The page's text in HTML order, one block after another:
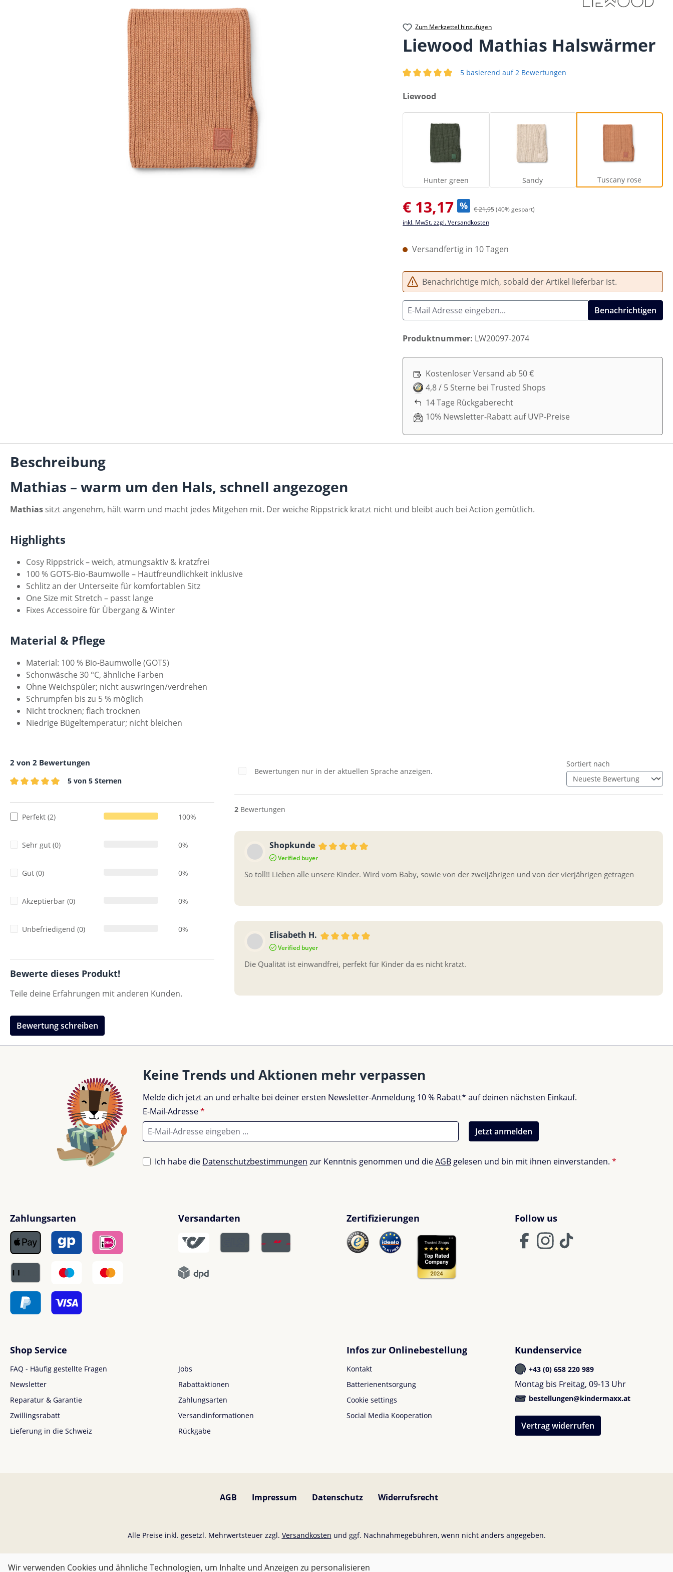
Zum Merkzettel hinzufügen
Liewood Mathias Halswärmer
5 basierend auf 2 Bewertungen
auswählen
Liewood
Hunter green
Hunter green
Sandy
Sandy
Tuscany rose
Tuscany rose
Verkaufspreis:
€ 13,17 % € 21,95(40% gespart)
inkl. MwSt. zzgl. Versandkosten
Versandfertig in 10 Tagen
Benachrichtige mich, sobald der Artikel lieferbar ist.
Benachrichtigen
Produktnummer: LW20097-2074
Kostenloser Versand ab 50 €
4,8 / 5 Sterne bei Trusted Shops
14 Tage Rückgaberecht
10% Newsletter-Rabatt auf UVP-Preise
Beschreibung
Mathias – warm um den Hals, schnell angezogen
Mathias sitzt angenehm, hält warm und macht jedes Mitgehen mit. Der weiche Rippstrick kratzt nicht und bleibt auch bei Action gemütlich.
Highlights
Cosy Rippstrick – weich, atmungsaktiv & kratzfrei
100 % GOTS-Bio-Baumwolle – Hautfreundlichkeit inklusive
Schlitz an der Unterseite für komfortablen Sitz
One Size mit Stretch – passt lange
Fixes Accessoire für Übergang & Winter
Material & Pflege
Material: 100 % Bio-Baumwolle (GOTS)
Schonwäsche 30 °C, ähnliche Farben
Ohne Weichspüler; nicht auswringen/verdrehen
Schrumpfen bis zu 5 % möglich
Nicht trocknen; flach trocknen
Niedrige Bügeltemperatur; nicht bleichen
2 von 2 Bewertungen
5 von 5 Sternen
Perfekt (2) 100%
Sehr gut (0) 0%
Gut (0) 0%
Akzeptierbar (0) 0%
Unbefriedigend (0) 0%
Bewerte dieses Produkt!
Teile deine Erfahrungen mit anderen Kunden.
Bewertung schreiben
Bewertungen nur in der aktuellen Sprache anzeigen.
Sortiert nach
2 Bewertungen
Shopkunde
Verified buyer
So toll!! Lieben alle unsere Kinder. Wird vom Baby, sowie von der zweijährigen und von der vierjährigen getragen
Elisabeth H.
Verified buyer
Die Qualität ist einwandfrei, perfekt für Kinder da es nicht kratzt.
Keine Trends und Aktionen mehr verpassen
Melde dich jetzt an und erhalte bei deiner ersten Newsletter-Anmeldung 10 % Rabatt* auf deinen nächsten Einkauf.
E-Mail-Adresse*
Jetzt anmelden
Ich habe die Datenschutzbestimmungen zur Kenntnis genommen und dieAGB gelesen und bin mit ihnen einverstanden.*
Zahlungsarten Versandarten Zertifizierungen Follow us
Shop Service
FAQ - Häufig gestellte Fragen
Jobs
Newsletter
Rabattaktionen
Reparatur & Garantie
Zahlungsarten
Zwillingsrabatt
Versandinformationen
Lieferung in die Schweiz
Rückgabe
Infos zur Onlinebestellung
Kontakt
Batterienentsorgung
Cookie settings
Social Media Kooperation
Kundenservice
+43 (0) 658 220 989
Montag bis Freitag, 09-13 Uhr
bestellungen@kindermaxx.at
Vertrag widerrufen
AGB Impressum Datenschutz Widerrufsrecht
Alle Preise inkl. gesetzl. Mehrwertsteuer zzgl. Versandkosten und ggf. Nachnahmegebühren, wenn nicht anders angegeben.
Für Österreich sind Bestellungen ab 50,- EUR versandkostenfrei.
Wir verwenden Cookies und ähnliche Technologien, um Inhalte und Anzeigen zu personalisieren